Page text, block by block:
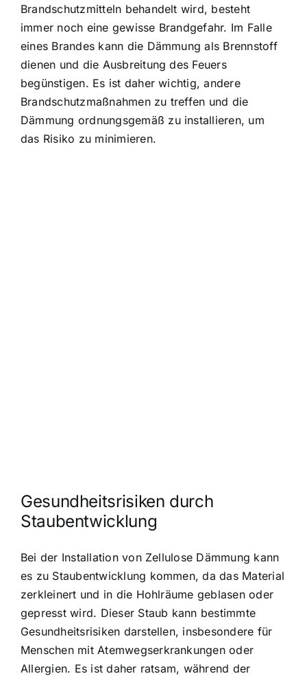
Brandschutzmitteln behandelt wird, besteht
immer noch eine gewisse Brandgefahr. Im Falle
eines Brandes kann die Dämmung als Brennstoff
dienen und die Ausbreitung des Feuers
begünstigen. Es ist daher wichtig, andere
Brandschutzmaßnahmen zu treffen und die
Dämmung ordnungsgemäß zu installieren, um
das Risiko zu minimieren.
Gesundheitsrisiken durch
Staubentwicklung
Bei der Installation von Zellulose Dämmung kann
es zu Staubentwicklung kommen, da das Material
zerkleinert und in die Hohlräume geblasen oder
gepresst wird. Dieser Staub kann bestimmte
Gesundheitsrisiken darstellen, insbesondere für
Menschen mit Atemwegserkrankungen oder
Allergien. Es ist daher ratsam, während der